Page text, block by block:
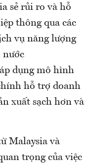
sẻ rủi ro và hỗ
thông qua các
vụ năng lượng
nước
dụng mô hình
hỗ trợ doanh
xuất sạch hơn và
Malaysia và
trọng của việc